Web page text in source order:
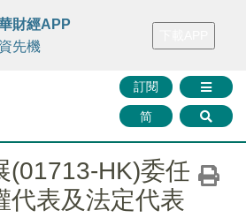
FINMETA 財華證券 媒體矩陣
訂閱
简
財經APP
先機
(01713-HK)委任
代表及法定代表